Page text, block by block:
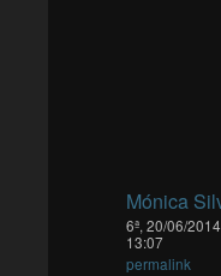
Mónica
6ª, 20/06/
13:07
permalink